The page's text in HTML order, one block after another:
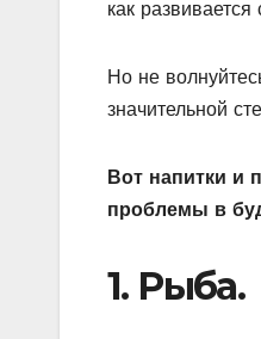
как
Но не
значительной
Вот напитки и
проблемы в
1. Рыба.